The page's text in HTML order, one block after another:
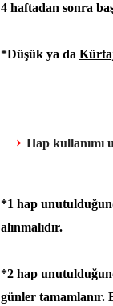
4 haftadan sonra
*Düşük ya da
→ Hap kullanımı
*1 hap
alınmalıdır.
*2 hap
günler tamamlanır.